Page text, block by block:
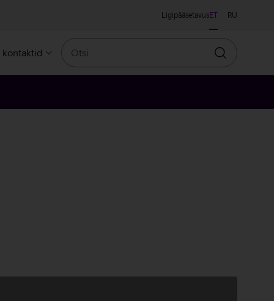
LigipääsetavusET RU
kontaktid
Otsin